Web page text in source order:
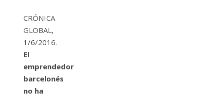
CRÓNICA
GLOBAL,
1/6/2016.
El
emprendedor
barcelonés
no ha